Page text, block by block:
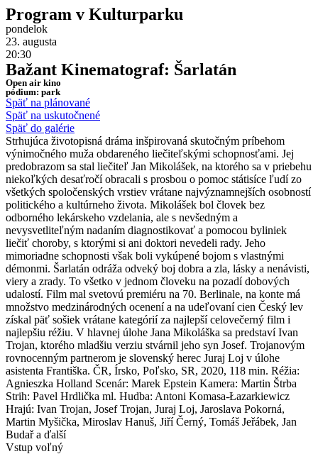
Program v Kulturparku
pondelok
23. augusta
20:30
Bažant Kinematograf: Šarlatán
​Open air kino
pódium: park
Späť na plánované
Späť na uskutočnené
Späť do galérie
Strhujúca životopisná dráma inšpirovaná skutočným príbehom
výnimočného muža obdareného liečiteľskými schopnosťami. Jej
predobrazom sa stal liečiteľ Jan Mikolášek, na ktorého sa v priebehu
niekoľkých desaťročí obracali s prosbou o pomoc státisíce ľudí zo
všetkých spoločenských vrstiev vrátane najvýznamnejších osobností
politického a kultúrneho života. Mikolášek bol človek bez
odborného lekárskeho vzdelania, ale s nevšedným a
nevysvetliteľným nadaním diagnostikovať a pomocou byliniek
liečiť choroby, s ktorými si ani doktori nevedeli rady. Jeho
mimoriadne schopnosti však boli vykúpené bojom s vlastnými
démonmi. Šarlatán odráža odveký boj dobra a zla, lásky a nenávisti,
viery a zrady. To všetko v jednom človeku na pozadí dobových
udalostí. Film mal svetovú premiéru na 70. Berlinale, na konte má
množstvo medzinárodných ocenení a na udeľovaní cien Český lev
získal päť sošiek vrátane kategórií za najlepší celovečerný film i
najlepšiu réžiu. V hlavnej úlohe Jana Mikoláška sa predstaví Ivan
Trojan, ktorého mladšiu verziu stvárnil jeho syn Josef. Trojanovým
rovnocenným partnerom je slovenský herec Juraj Loj v úlohe
asistenta Františka. ČR, Írsko, Poľsko, SR, 2020, 118 min. Réžia:
Agnieszka Holland Scenár: Marek Epstein Kamera: Martin Štrba
Strih: Pavel Hrdlička ml. Hudba: Antoni Komasa-Łazarkiewicz
Hrajú: Ivan Trojan, Josef Trojan, Juraj Loj, Jaroslava Pokorná,
Martin Myšička, Miroslav Hanuš, Jiří Černý, Tomáš Jeřábek, Jan
Budař a ďalší
Vstup voľný